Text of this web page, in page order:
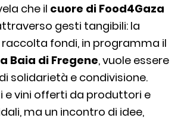
che il cuore di Food4Gaza
gesti tangibili: la
fondi, in programma il
Baia di Fregene, vuole essere
solidarietà e condivisione.
e vini offerti da produttori e
ma un incontro di idee,